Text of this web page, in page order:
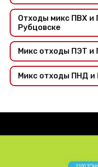
Отходы микс ПВХ и
Рубцовске
Микс отходы ПЭТ и
Микс отходы ПНД и